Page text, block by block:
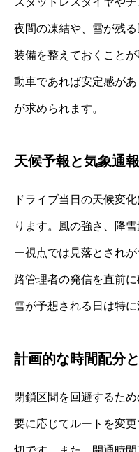
夜間の凍結や、雪が残
装備を整えておくこと
動車であれば安定感が
が求められます。
天候予報と気象通
ドライブ当日の天候変
ります。風の強さ、降
ー視点では見落とされ
路管理者の発信を直前
雪が予想される日は特に
計画的な時間配分
閉鎖区間を回避するた
要に応じてルートを変